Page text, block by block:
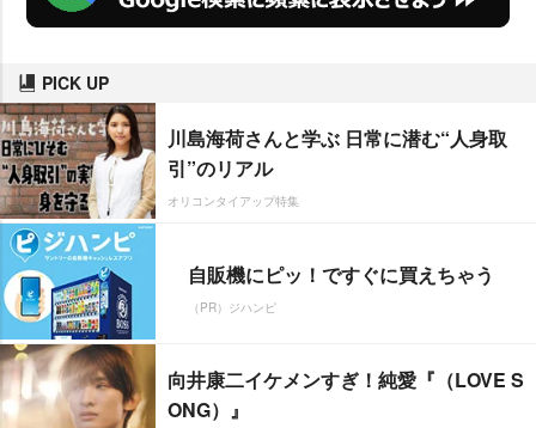
PICK UP
川島海荷さんと学ぶ 日常に潜む“人身取
引”のリアル
オリコンタイアップ特集
自販機にピッ！ですぐに買えちゃう
（PR）ジハンピ
向井康二イケメンすぎ！純愛『（LOVE S
ONG）』